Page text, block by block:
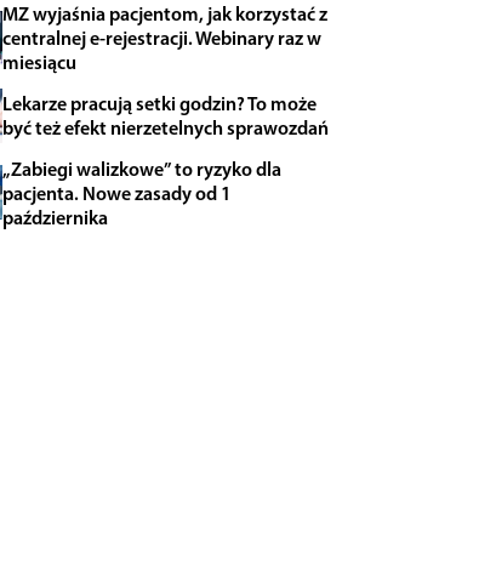
MZ wyjaśnia pacjentom, jak korzystać z
centralnej e-rejestracji. Webinary raz w
miesiącu
Lekarze pracują setki godzin? To może
być też efekt nierzetelnych sprawozdań
„Zabiegi walizkowe” to ryzyko dla
pacjenta. Nowe zasady od 1
października